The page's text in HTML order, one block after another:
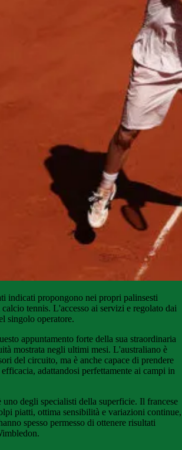
indicati propongono nei propri palinsesti
tennis. L'accesso ai servizi e regolato dai
singolo operatore.
appuntamento forte della sua straordinaria
mostrata negli ultimi mesi. L'australiano è
del circuito, ma è anche capace di prendere
adattandosi perfettamente ai campi in
uno degli specialisti della superficie. Il francese
piatti, ottima sensibilità e variazioni continue,
spesso permesso di ottenere risultati